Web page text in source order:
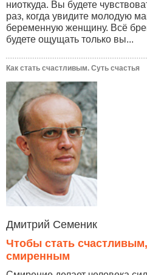
ниоткуда. Вы будете
раз, когда увидите молодую
беременную женщину. Всё
будете ощущать только вы...
Как стать счастливым. Суть счастья
Дмитрий Семеник
Чтобы стать
смиренным